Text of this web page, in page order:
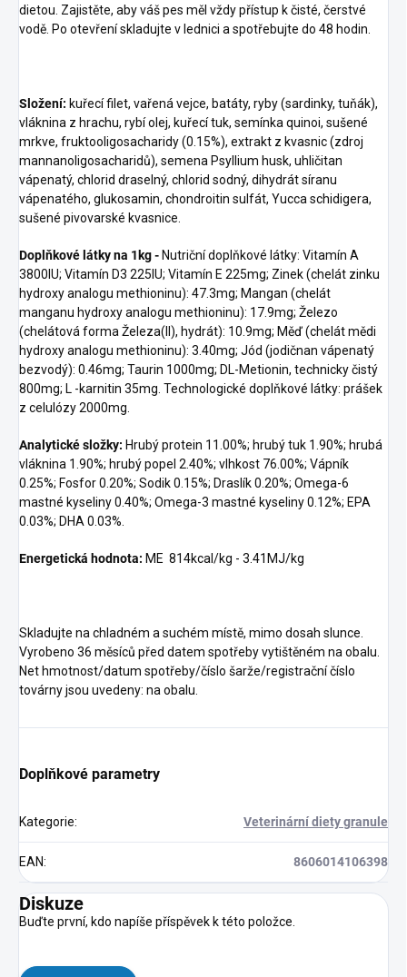
dietou. Zajistěte, aby váš pes měl vždy přístup k čisté, čerstvé
vodě. Po otevření skladujte v lednici a spotřebujte do 48 hodin.
Složení: kuřecí filet, vařená vejce, batáty, ryby (sardinky, tuňák),
vláknina z hrachu, rybí olej, kuřecí tuk, semínka quinoi, sušené
mrkve, fruktooligosacharidy (0.15%), extrakt z kvasnic (zdroj
mannanoligosacharidů), semena Psyllium husk, uhličitan
vápenatý, chlorid draselný, chlorid sodný, dihydrát síranu
vápenatého, glukosamin, chondroitin sulfát, Yucca schidigera,
sušené pivovarské kvasnice.
Doplňkové látky na 1kg - Nutriční doplňkové látky: Vitamín A
3800IU; Vitamín D3 225IU; Vitamín E 225mg; Zinek (chelát zinku
hydroxy analogu methioninu): 47.3mg; Mangan (chelát
manganu hydroxy analogu methioninu): 17.9mg; Železo
(chelátová forma Železa(II), hydrát): 10.9mg; Měď (chelát mědi
hydroxy analogu methioninu): 3.40mg; Jód (jodičnan vápenatý
bezvodý): 0.46mg; Taurin 1000mg; DL-Metionin, technicky čistý
800mg; L -karnitin 35mg. Technologické doplňkové látky: prášek
z celulózy 2000mg.
Analytické složky: Hrubý protein 11.00%; hrubý tuk 1.90%; hrubá
vláknina 1.90%; hrubý popel 2.40%; vlhkost 76.00%; Vápník
0.25%; Fosfor 0.20%; Sodik 0.15%; Draslík 0.20%; Omega-6
mastné kyseliny 0.40%; Omega-3 mastné kyseliny 0.12%; EPA
0.03%; DHA 0.03%.
Energetická hodnota: ME 814kcal/kg - 3.41MJ/kg
Skladujte na chladném a suchém místě, mimo dosah slunce.
Vyrobeno 36 měsíců před datem spotřeby vytištěném na obalu.
Net hmotnost/datum spotřeby/číslo šarže/registrační číslo
továrny jsou uvedeny: na obalu.
Doplňkové parametry
Kategorie: Veterinární diety granule
EAN: 8606014106398
Diskuze
Buďte první, kdo napíše příspěvek k této položce.